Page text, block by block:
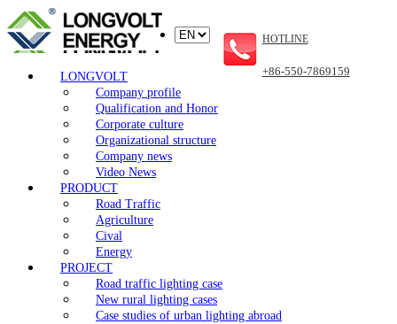
LONGVOLT
Company profile
Qualification and Honor
Corporate culture
Organizational structure
Company news
Video News
PRODUCT
Road Traffic
Agriculture
Cival
Energy
PROJECT
Road traffic lighting case
New rural lighting cases
Case studies of urban lighting abroad
HOTLINE
+86-550-7869159